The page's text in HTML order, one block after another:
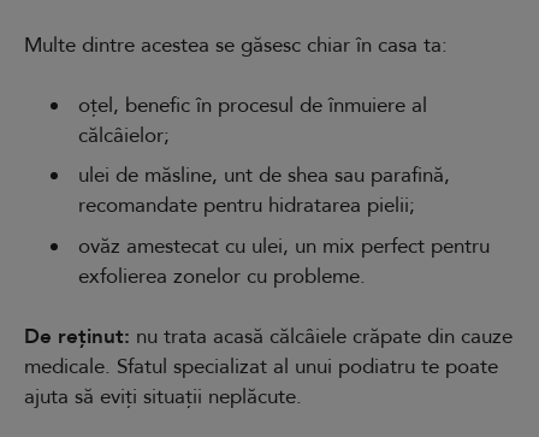
Multe dintre acestea se găsesc chiar în casa ta:
oțel, benefic în procesul de înmuiere al
călcâielor;
ulei de măsline, unt de shea sau parafină,
recomandate pentru hidratarea pielii;
ovăz amestecat cu ulei, un mix perfect pentru
exfolierea zonelor cu probleme.
De reținut: nu trata acasă călcâiele crăpate din cauze
medicale. Sfatul specializat al unui podiatru te poate
ajuta să eviți situații neplăcute.